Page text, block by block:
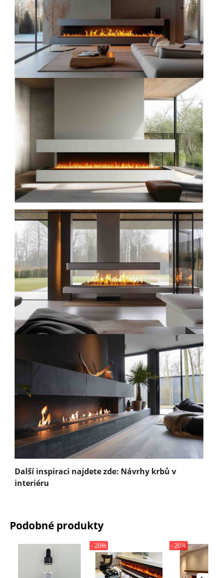
Další inspiraci najdete zde: Návrhy krbů v
interiéru
Podobné produkty
- 20% - 20%